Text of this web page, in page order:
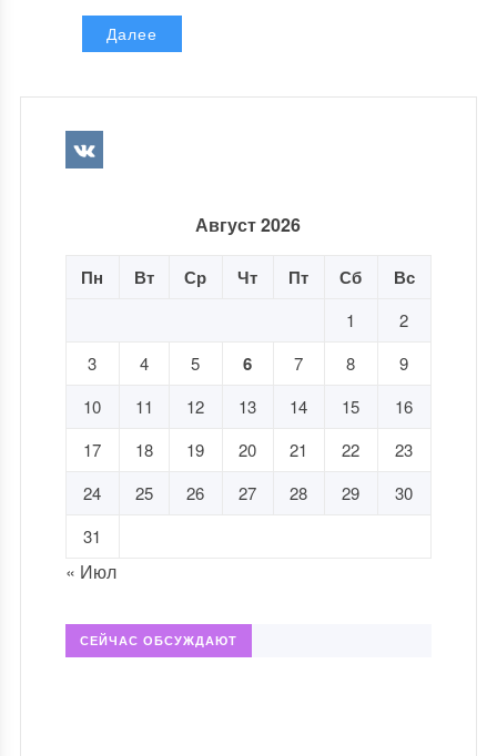
Далее
Август 2026
Пн Вт Ср Чт Пт Сб Вс
1
2
3
4 5 6 7 8
9
10
11 12 13 14 15
16
17
18 19 20 21 22
23
24
25 26 27 28 29
30
31
« Июл
СЕЙЧАС ОБСУЖДАЮТ